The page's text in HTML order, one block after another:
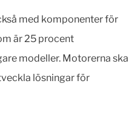
med komponenter för
är 25 procent
modeller. Motorerna ska
lösningar för